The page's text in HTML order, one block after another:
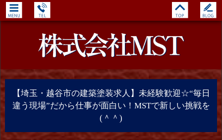
【埼玉・越谷市の建築塗装求人】未経験歓迎☆“毎日
違う現場”だから仕事が面白い！MSTで新しい挑戦を
(＾＾)